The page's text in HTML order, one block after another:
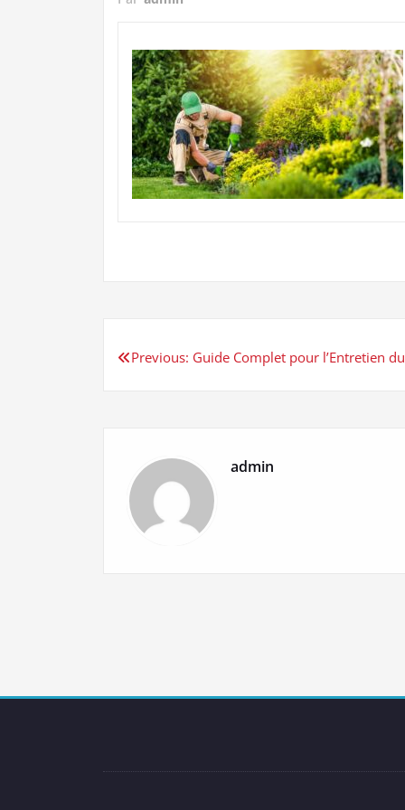
Navigation
l’article
Previous: Guide Complet pour l’Entretien
admin